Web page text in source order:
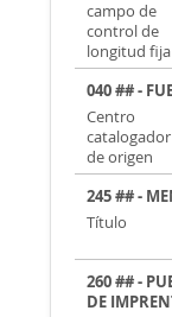
campo de
control de
longitud fija
040 ## -
Centro
catalogador
de origen
245 ## -
Título
260 ## -
DE